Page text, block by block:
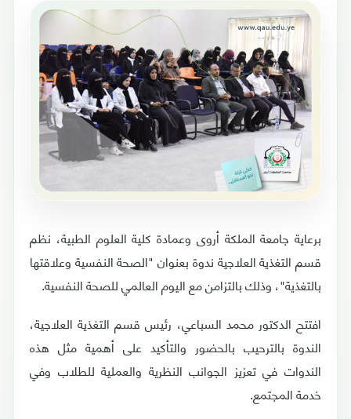
برعاية جامعة الملكة أروى وعمادة كلية العلوم الطبية، نظم
قسم التغذية العلاجية ندوة بعنوان "الصحة النفسية وعلاقتها
بالتغذية"، وذلك بالتزامن مع اليوم العالمي للصحة النفسية.
افتتح الدكتور محمد السباعي، رئيس قسم التغذية العلاجية،
الندوة بالترحيب بالحضور والتأكيد على أهمية مثل هذه
الندوات في تعزيز الجوانب النظرية والعملية للطلاب وفي
خدمة المجتمع.